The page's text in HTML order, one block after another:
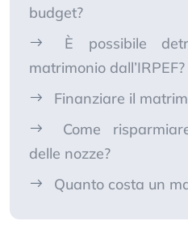
budget?
È possibile
matrimonio dall’IRPEF?
Finanziare il
Come
delle nozze?
Quanto costa un